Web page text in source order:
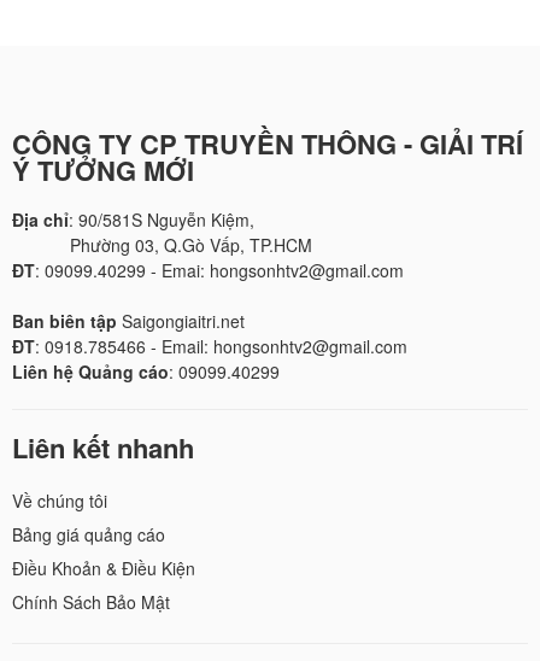
CÔNG TY CP TRUYỀN THÔNG - GIẢI TRÍ
Ý TƯỞNG MỚI
Địa chỉ: 90/581S Nguyễn Kiệm,
Phường 03, Q.Gò Vấp, TP.HCM
ĐT: 09099.40299 - Emai: hongsonhtv2@gmail.com
Ban biên tập Saigongiaitri.net
ĐT: 0918.785466 - Email: hongsonhtv2@gmail.com
Liên hệ Quảng cáo: 09099.40299
Liên kết nhanh
Về chúng tôi
Bảng giá quảng cáo
Điều Khoản & Điều Kiện
Chính Sách Bảo Mật